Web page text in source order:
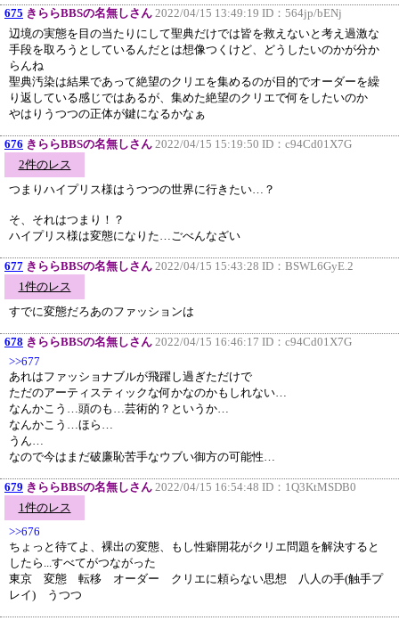
675 きららBBSの名無しさん 2022/04/15 13:49:19 ID： 564jp/bENj
辺境の実態を目の当たりにして聖典だけでは皆を救えないと考え過激な
手段を取ろうとしているんだとは想像つくけど、どうしたいのかが分か
らんね
聖典汚染は結果であって絶望のクリエを集めるのが目的でオーダーを繰
り返している感じではあるが、集めた絶望のクリエで何をしたいのか
やはりうつつの正体が鍵になるかなぁ
676 きららBBSの名無しさん 2022/04/15 15:19:50 ID： c94Cd01X7G
2件のレス
つまりハイプリス様はうつつの世界に行きたい…？
そ、それはつまり！？
ハイプリス様は変態になりた…ごべんなざい
677 きららBBSの名無しさん 2022/04/15 15:43:28 ID： BSWL6GyE.2
1件のレス
すでに変態だろあのファッションは
678 きららBBSの名無しさん 2022/04/15 16:46:17 ID： c94Cd01X7G
>>677
あれはファッショナブルが飛躍し過ぎただけで
ただのアーティスティックな何かなのかもしれない…
なんかこう…頭のも…芸術的？というか…
なんかこう…ほら…
うん…
なので今はまだ破廉恥苦手なウブい御方の可能性…
679 きららBBSの名無しさん 2022/04/15 16:54:48 ID： 1Q3KtMSDB0
1件のレス
>>676
ちょっと待てよ、裸出の変態、もし性癖開花がクリエ問題を解決すると
したら...すべてがつながった
東京 変態 転移 オーダー クリエに頼らない思想 八人の手(触手プ
レイ) うつつ